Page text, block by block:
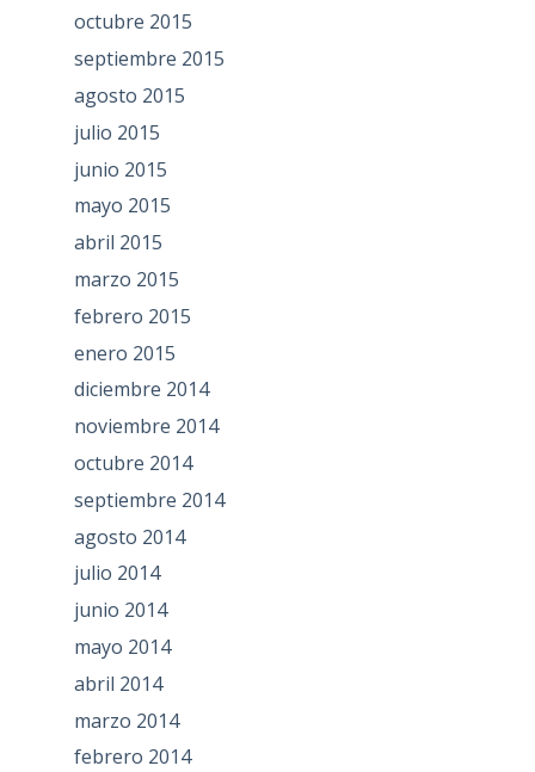
octubre 2015
septiembre 2015
agosto 2015
julio 2015
junio 2015
mayo 2015
abril 2015
marzo 2015
febrero 2015
enero 2015
diciembre 2014
noviembre 2014
octubre 2014
septiembre 2014
agosto 2014
julio 2014
junio 2014
mayo 2014
abril 2014
marzo 2014
febrero 2014